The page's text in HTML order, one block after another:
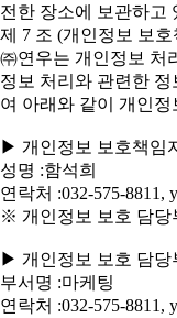
전한 장소에 보관하고
제 7 조 (개인정보 보
㈜연우는 개인정보 처
정보 처리와 관련한
여 아래와 같이 개인
▶ 개인정보 보호책임
성명 :함석희
연락처 :032-575-8811,
※ 개인정보 보호 담당
▶ 개인정보 보호 담당
부서명 :마케팅
연락처 :032-575-8811,